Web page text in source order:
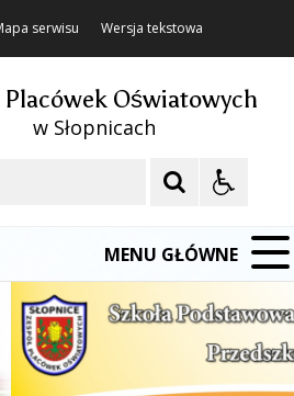
serwisu Wersja tekstowa
Placówek Oświatowych
w Słopnicach
MENU GŁÓWNE